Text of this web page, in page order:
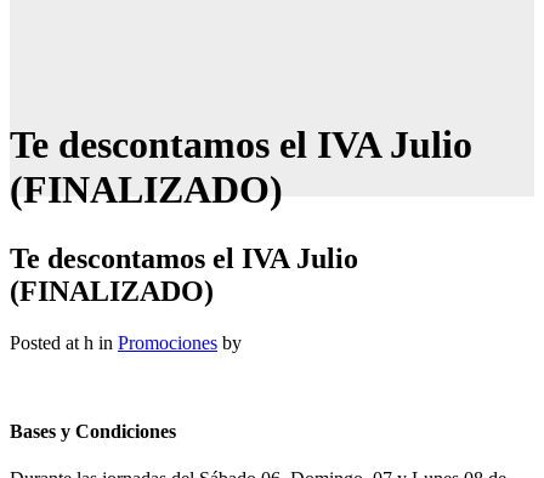
Te descontamos el IVA Julio
(FINALIZADO)
Te descontamos el IVA Julio
(FINALIZADO)
Posted at h in Promociones by
Bases y Condiciones